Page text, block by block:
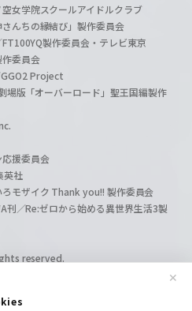
✕
女学院スクールアイドルクラブ
んちの縁結び」製作委員会
製作委員会・テレビ東京
委員会
Project
場版「オーバーロード」聖王国編製作
援委員会
英社
モザイク Thank you!! 製作委員会
刊／Re:ゼロから始める異世界生活3製
reserved.